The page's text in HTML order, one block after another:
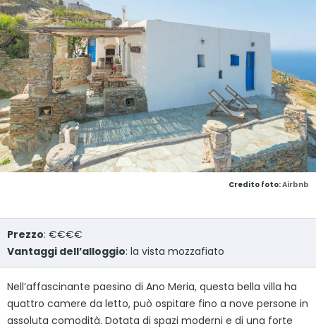
Credito foto:Airbnb
Prezzo: €€€€
Vantaggi dell’alloggio: la vista mozzafiato
Nell’affascinante paesino di Ano Meria, questa bella villa ha
quattro camere da letto, può ospitare fino a nove persone in
assoluta comodità. Dotata di spazi moderni e di una forte